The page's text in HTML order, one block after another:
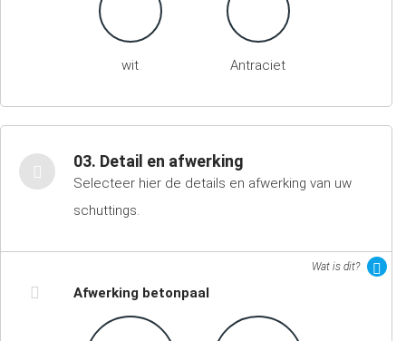
wit Antraciet
03. Detail en afwerking
Selecteer hier de details en afwerking van uw
schuttings.
Wat is dit?
Afwerking betonpaal